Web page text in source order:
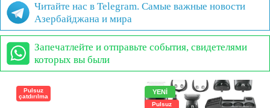
Читайте нас в Telegram. Самые важные новости
Азербайджана и мира
Запечатлейте и отправьте события, свидетелями
которых вы были